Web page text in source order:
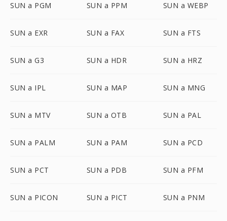
SUN a PGM SUN a PPM SUN a WEBP
SUN a EXR SUN a FAX SUN a FTS
SUN a G3 SUN a HDR SUN a HRZ
SUN a IPL SUN a MAP SUN a MNG
SUN a MTV SUN a OTB SUN a PAL
SUN a PALM SUN a PAM SUN a PCD
SUN a PCT SUN a PDB SUN a PFM
SUN a PICON SUN a PICT SUN a PNM